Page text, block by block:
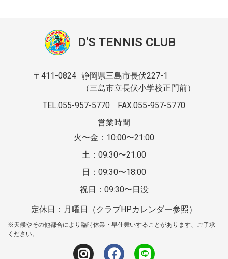
D'S TENNIS CLUB
〒411-0824 静岡県三島市長伏227-1
（三島市立長伏小学校正門前）
TEL.055-957-5770
FAX.055-957-5770
営業時間
火〜金：10:00〜21:00
土：09:30〜21:00
日：09:30〜18:00
祝日：09:30〜日没
定休日：月曜日（クラブHPカレンダー参照）
※天候やその他都合により臨時休業・早仕舞いすることがあります、ご了承
ください。